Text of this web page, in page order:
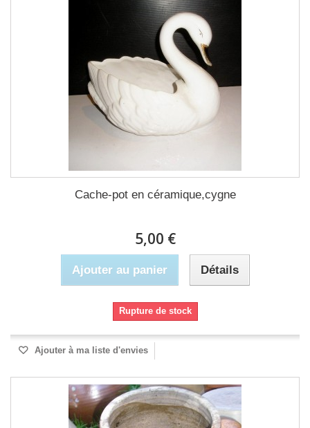
Cache-pot en céramique,cygne
5,00 €
Ajouter au panier Détails
Rupture de stock
Ajouter à ma liste d'envies